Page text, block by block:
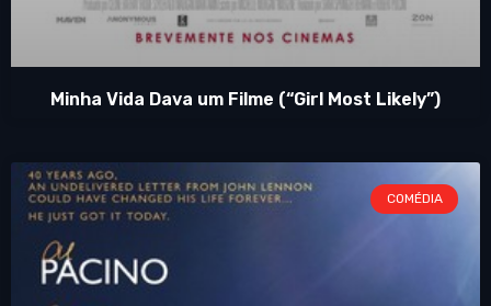
Minha Vida Dava um Filme (“Girl Most Likely”)
COMÉDIA